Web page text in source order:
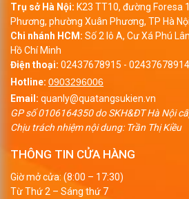
Trụ sở Hà Nội: K23 TT10, đường Foresa
Phương, phường Xuân Phương, TP Hà Nội
Chi nhánh HCM: Số 2 lô A, Cư Xá Phú
Hồ Chí Minh
Điện thoại: 02437678915 - 02437678914
Hotline: 0903296006
Email: quanly@quatangsukien.vn
GP số 0106164350 do SKH&ĐT Hà Nội
Chịu trách nhiệm nội dung: Trần Thị Kiều
THÔNG TIN CỬA HÀNG
Giờ mở cửa: (8:00 – 17:30)
Từ Thứ 2 – Sáng thứ 7